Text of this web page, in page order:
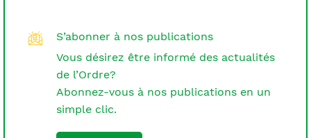
S’abonner à nos publications
Vous désirez être informé des actualités
de l’Ordre?
Abonnez-vous à nos publications en un
simple clic.